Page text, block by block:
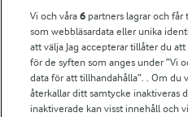
För ägare
Arlas kundportal
Arla.com
Falbygdens Ost
Arla webbshop
Vi och våra6 partners lagrar och
som webbläsardata eller unika
att välja Jag accepterar tillåter du
för de syften som anges under ”Vi
data för att tillhandahålla”. . Om du
återkallar ditt samtycke inaktiveras
inaktiverade kan visst innehåll och